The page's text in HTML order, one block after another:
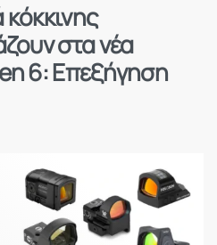
στα νέα
6: Επεξήγηση